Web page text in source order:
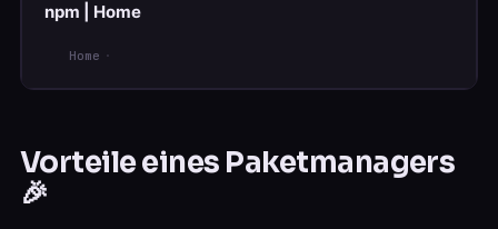
npm | Home
Home
Vorteile eines Paketmanagers
🎉